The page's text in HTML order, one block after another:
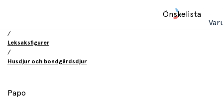
Önskelista
/
Leksaksfigurer
/
Husdjur och bondgårdsdjur
Papo